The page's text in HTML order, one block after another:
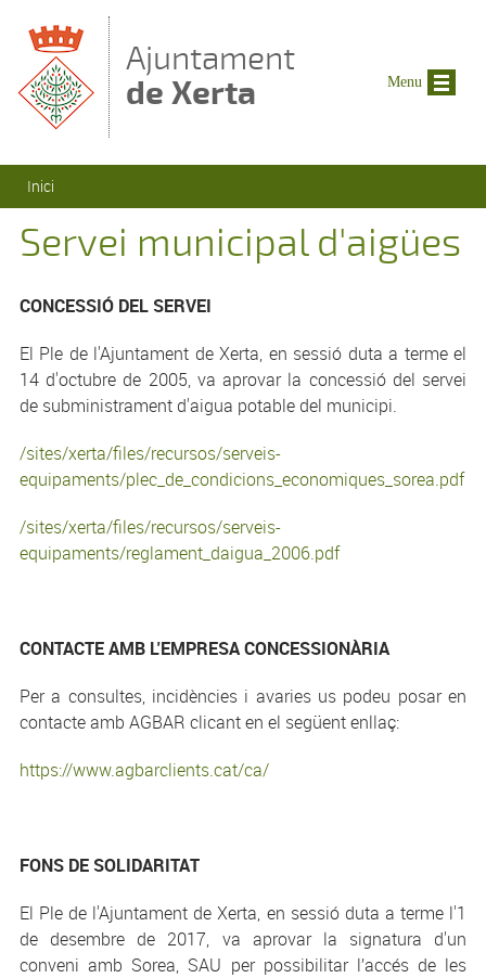
Ajuntament
de Xerta
Esteu aquí
Inici
Servei municipal d'aigües
CONCESSIÓ DEL SERVEI
El Ple de l'Ajuntament de Xerta, en sessió duta a terme el
14 d'octubre de 2005, va aprovar la concessió del servei
de subministrament d'aigua potable del municipi.
/sites/xerta/files/recursos/serveis-
equipaments/plec_de_condicions_economiques_sorea.pdf
/sites/xerta/files/recursos/serveis-
equipaments/reglament_daigua_2006.pdf
CONTACTE AMB L'EMPRESA CONCESSIONÀRIA
Per a consultes, incidències i avaries us podeu posar en
contacte amb AGBAR clicant en el següent enllaç:
https://www.agbarclients.cat/ca/
FONS DE SOLIDARITAT
El Ple de l'Ajuntament de Xerta, en sessió duta a terme l'1
de desembre de 2017, va aprovar la signatura d'un
conveni amb Sorea, SAU per possibilitar l’accés de les
Menu